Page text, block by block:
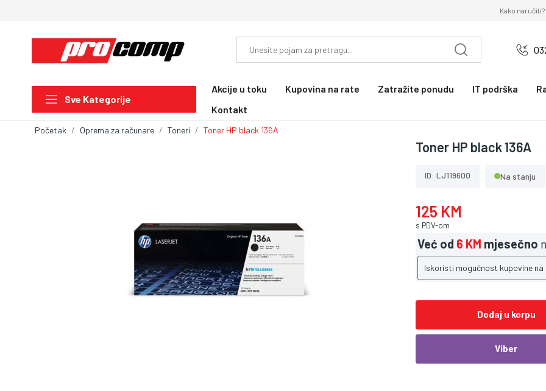
Kako naručiti?
Sve Kategorije
Akcije u toku Kupovina na rate Zatražite ponudu IT podrška
Kontakt
Početak Oprema za računare Toneri Toner HP black 136A
Toner HP black 136A
ID: LJ119600 Na stanju
125 KM
s PDV-om
Već od 6 KM mjesečno
Iskoristi mogućnost kupovine
Dodaj u korpu
Viber